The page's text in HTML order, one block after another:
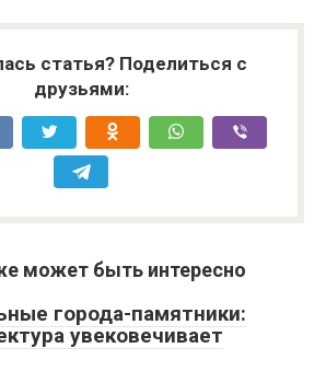
статья? Поделиться с
друзьями:
может быть интересно
города-памятники:
увековечивает